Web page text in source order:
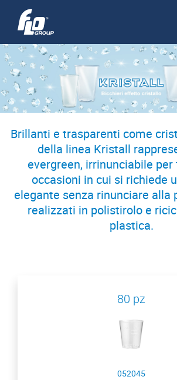
Brillanti e trasparenti come
della linea Kristall
evergreen, irrinunciabile
occasioni in cui si richiede
elegante senza rinunciare alla
realizzati in polistirolo e
plastica.
80 pz
052045